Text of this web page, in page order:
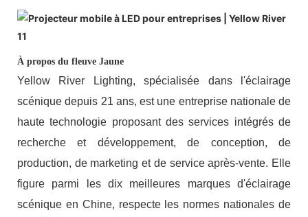
À propos du fleuve Jaune
Yellow River Lighting, spécialisée dans l'éclairage
scénique depuis 21 ans, est une entreprise nationale de
haute technologie proposant des services intégrés de
recherche et développement, de conception, de
production, de marketing et de service après-vente. Elle
figure parmi les dix meilleures marques d'éclairage
scénique en Chine, respecte les normes nationales de